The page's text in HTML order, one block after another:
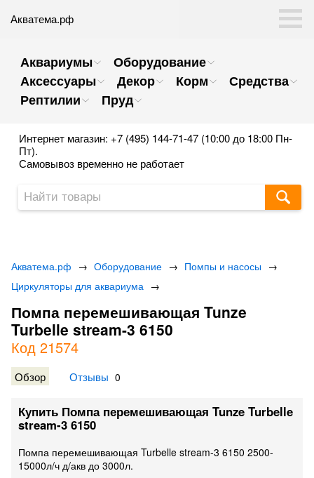
Акватема.рф
Аквариумы
Оборудование
Аксессуары
Декор Корм
Средства
Рептилии
Пруд
Интернет магазин: +7 (495) 144-71-47 (10:00 до 18:00 Пн-
Пт).
Самовывоз временно не работает
Акватема.рф → Оборудование → Помпы и насосы →
Циркуляторы для аквариума →
Помпа перемешивающая Tunze
Turbelle stream-3 6150
Код 21574
Обзор Отзывы 0
Купить Помпа перемешивающая Tunze Turbelle
stream-3 6150
Помпа перемешивающая Turbelle stream-3 6150 2500-
15000л/ч д/акв до 3000л.